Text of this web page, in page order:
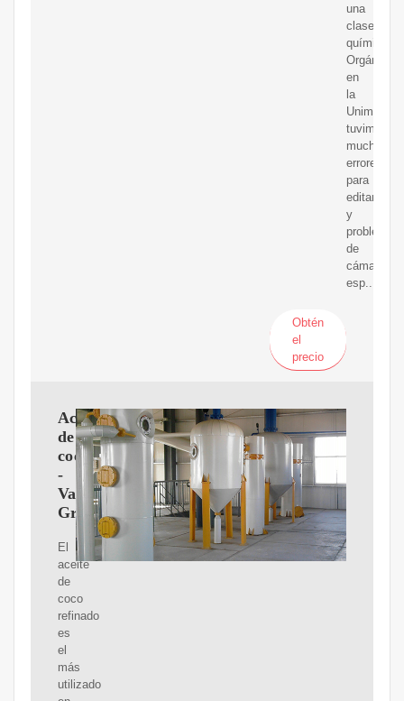
una
clase
química
Orgánica
en
la
tuvimos
muchos
errores
para
editar
y
problemas
de
cámara,
esp...
Obtén
el
precio
Aceite
de
coco
-
Varesco
Group
El
aceite
de
coco
refinado
es
el
más
utilizado